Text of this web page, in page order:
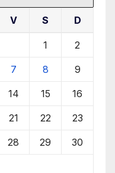
V S D
1 2
7 8 9
14 15 16
21 22 23
28 29 30